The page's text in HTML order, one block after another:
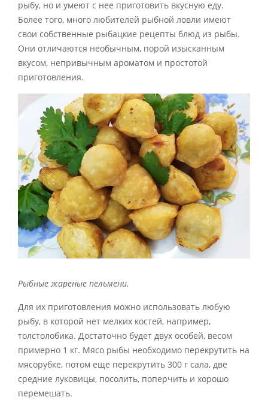
рыбу, но и умеют с нее приготовить вкусную еду.
Более того, много любителей рыбной ловли имеют
свои собственные рыбацкие рецепты блюд из рыбы.
Они отличаются необычным, порой изысканным
вкусом, непривычным ароматом и простотой
приготовления.
Рыбные жареные пельмени.
Для их приготовления можно использовать любую
рыбу, в которой нет мелких костей, например,
толстолобика. Достаточно будет двух особей, весом
примерно 1 кг. Мясо рыбы необходимо перекрутить на
мясорубке, потом еще перекрутить 300 г сала, две
средние луковицы, посолить, поперчить и хорошо
перемешать.